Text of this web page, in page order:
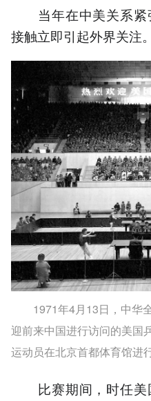
当年在中美关系紧
接触立即引起外界关注。
1971年4月13日，中华
迎前来中国进行访问的美国
运动员在北京首都体育馆进
比赛期间，时任美